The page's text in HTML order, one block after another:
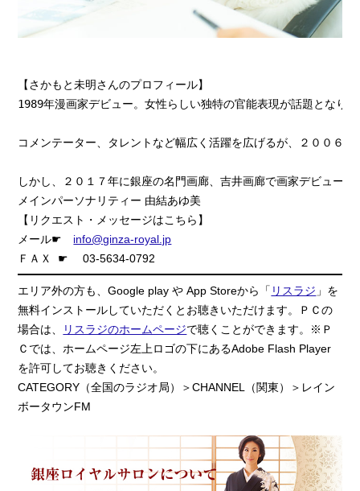
【さかもと未明さんのプロフィール】
1989年漫画家デビュー。女性らしい独特の官能表現が話題となり
コメンテーター、タレントなど幅広く活躍を広げるが、２００６
しかし、２０１７年に銀座の名門画廊、吉井画廊で画家デビュー
メインパーソナリティー 由結あゆ美
【リクエスト・メッセージはこちら】
メール☛ info@ginza-royal.jp
ＦＡＸ ☛ 03-5634-0792
エリア外の方も、Google play や App Storeから「 リスラジ 」を
無料インストールしていただくとお聴きいただけます。ＰＣの
場合は、
リスラジのホームページで聴くことができます。※Ｐ
Ｃでは、ホームページ左上ロゴの下にあるAdobe Flash Player
を許可してお聴きください。
CATEGORY（全国のラジオ局）＞CHANNEL（関東）＞レイン
ボータウンFM